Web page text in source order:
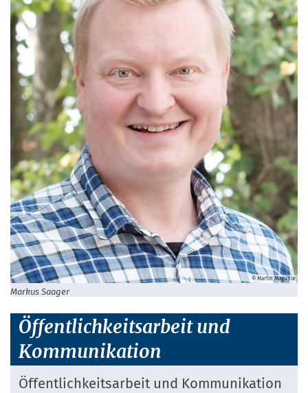
© Martin Magunia
Markus Saager
Öffentlichkeitsarbeit und
Kommunikation
Öffentlichkeitsarbeit und Kommunikation